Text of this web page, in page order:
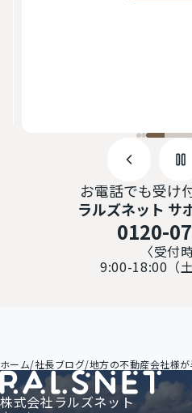
お電話でも受け
ラルズネット サ
0120-
〈受付
9:00-18:00（
ホーム/社長ブログ/地方の不動産会社様
株式会社ラルズネット